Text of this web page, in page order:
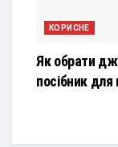
КОРИСНЕ
Як обрати
посібник